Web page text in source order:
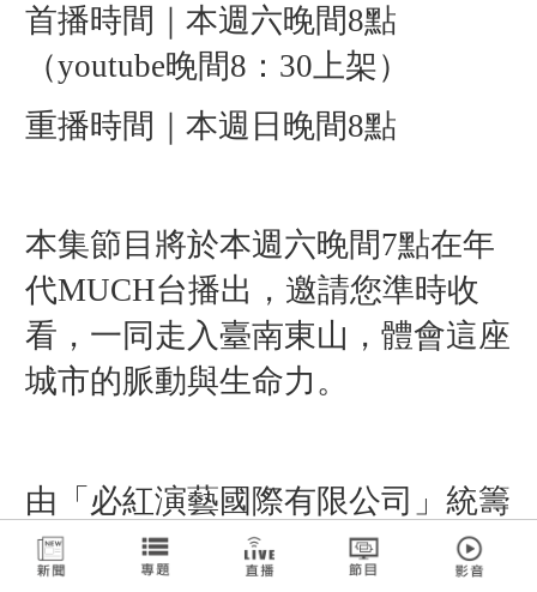
首播時間｜本週六晚間8點
（youtube晚間8：30上架）
重播時間｜本週日晚間8點
本集節目將於本週六晚間7點在年
代MUCH台播出，邀請您準時收
看，一同走入臺南東山，體會這座
城市的脈動與生命力。
由「必紅演藝國際有限公司」統籌
製作的《Linking 368 Taiwan恁去